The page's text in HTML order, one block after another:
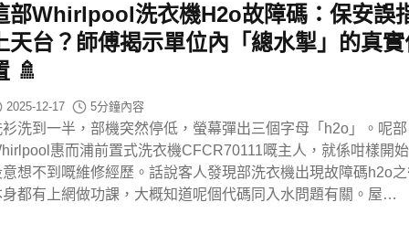
部Whirlpool洗衣機h2o故障碼：保安誤
天台？師傅揭示單位內「總水掣」的真實
🚿
2025-12-17 5分鐘內容
衫洗到一半，部機突然停低，螢幕彈出三個字母「h2o」。呢部
惠而浦前置式洗衣機CFCR70111嘅主人，就係咁樣開
意想不到嘅維修經歷。話說客人發現部洗衣機出現故障碼h2o之
身都有上網做功課，大概知道呢個代碼同入水問題有關。屋…